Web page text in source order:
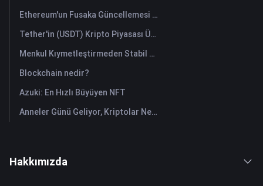
Ethereum'un Fusaka Güncellemesi Ölçekleme Planını Nasıl Yeniden Şekillendiriyor?
Tether'in (USDT) Kripto Piyasası Üzerindeki Etkisi: Boğa Piyasasını Güçlendirmek mi Yoksa Büyük Risk mi?
Menkul Kıymetleştirmeden Stabil Kripto Paralara: Gerçek Dünya Varlıkları Küresel Sermayeyi Nasıl Yeniden Şekillendiriyor?
Blockchain nedir?
Azuki: En Hızlı Büyüyen NFT
Anneler Günü Geliyor, Kriptolar Neden Gelmesin?
Hakkımızda